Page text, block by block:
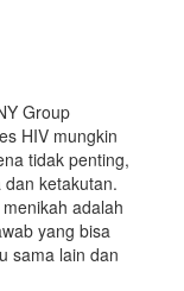
Group
HIV mungkin
tidak penting,
ketakutan.
adalah
yang bisa
sama lain dan